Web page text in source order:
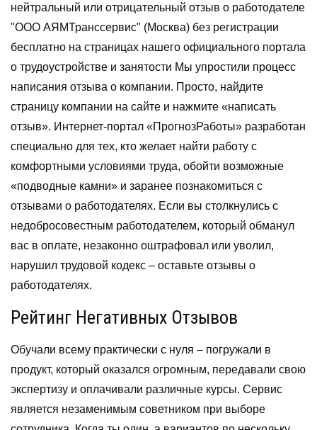
нейтральный или отрицательный отзыв о работодателе
"ООО АЯМТранссервис" (Москва) без регистрации
бесплатно на страницах нашего официального портала
о трудоустройстве и занятости Мы упростили процесс
написания отзыва о компании. Просто, найдите
страницу компании на сайте и нажмите «написать
отзыв». Интернет-портал «ПрогнозРаботы» разработан
специально для тех, кто желает найти работу с
комфортными условиями труда, обойти возможные
«подводные камни» и заранее познакомиться с
отзывами о работодателях. Если вы столкнулись с
недобросовестным работодателем, который обманул
вас в оплате, незаконно оштрафовал или уволил,
нарушил трудовой кодекс – оставьте отзывы о
работодателях.
Рейтинг Негативных Отзывов
Обучали всему практически с нуля – погружали в
продукт, который оказался огромным, передавали свою
экспертизу и оплачивали различные курсы. Сервис
является незаменимым советником при выборе